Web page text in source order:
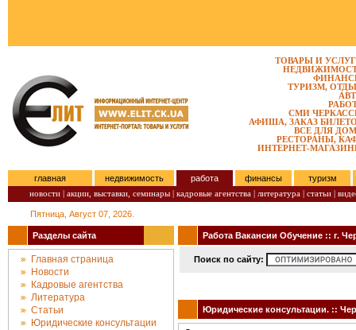
ТОВАРЫ И
ТУРИЗМ,
СМИ
АФИША, ЗАКАЗ
ВСЕ ДЛЯ
РЕСТОРАНЫ,
ИНТЕРНЕТ-
главная недвижимость работа финансы
туризм
новости | акции, выставки, семинары | кадровые агентства | литература | статьи |
Пятница, Август 07, 2026.
Разделы сайта
Главная страница
Новости
Кадровые агентства
Литература
Статьи
Юридические консультации
Работа Вакансии Обучение :: г.
Поиск по сайту:
Юридические консультации. ::